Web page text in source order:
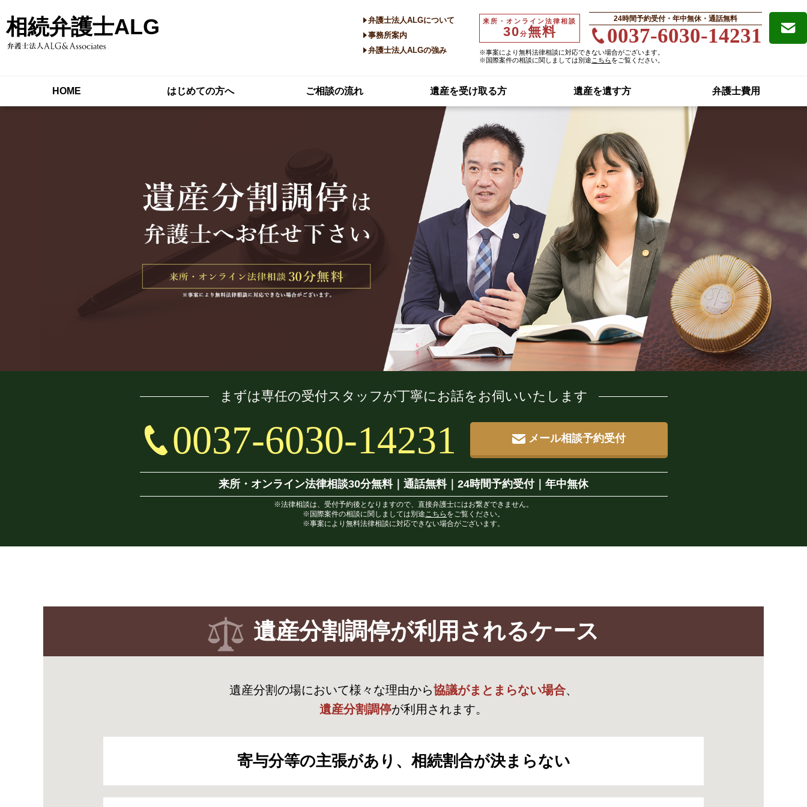
相続弁護士ALG 来所・オンライン法律相談
30分無料
24時間予約受付・年中無休・通話無料
0037-6030-14231
※事案により無料法律相談に対応できない場合がございます。
※国際案件の相談に関しましては別途 こちらをご覧ください。
弁護士法人ALGについて
事務所案内
弁護士法人ALGの強み
HOME はじめての方へ ご相談の流れ 遺産を受け取る方 遺産を遺す方 弁護士費用
まずは専任の受付スタッフが丁寧にお話をお伺いいたします
0037-6030-14231 メール相談予約受付
来所・オンライン法律相談30分無料｜ 通話無料｜24時間予約受付｜ 年中無休
※法律相談は、受付予約後となりますので、直接弁護士にはお繋ぎできません。
※国際案件の相談に関しましては別途こちら をご覧ください。
※事案により無料法律相談に対応できない場合がございます。
遺産分割調停が利用されるケース
遺産分割の場において様々な理由から協議がまとまらない場合、
遺産分割調停が利用されます。
寄与分等の主張があり、相続割合が決まらない